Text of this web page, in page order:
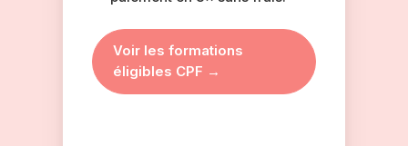
Voir les formations
éligibles CPF →